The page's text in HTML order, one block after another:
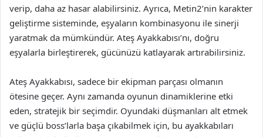
verip, daha az hasar alabilirsiniz. Ayrıca, Metin2’nin karakter
geliştirme sisteminde, eşyaların kombinasyonu ile sinerji
yaratmak da mümkündür. Ateş Ayakkabısı’nı, doğru
eşyalarla birleştirerek, gücünüzü katlayarak artırabilirsiniz.
Ateş Ayakkabısı, sadece bir ekipman parçası olmanın
ötesine geçer. Aynı zamanda oyunun dinamiklerine etki
eden, stratejik bir seçimdir. Oyundaki düşmanları alt etmek
ve güçlü boss’larla başa çıkabilmek için, bu ayakkabıları